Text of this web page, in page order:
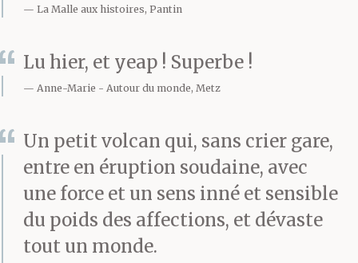
La Malle aux histoires, Pantin
Lu hier, et yeap ! Superbe !
Anne-Marie Autour du monde, Metz
Un petit volcan qui, sans crier gare,
entre en éruption soudaine, avec
une force et un sens inné et sensible
du poids des affections, et dévaste
tout un monde.